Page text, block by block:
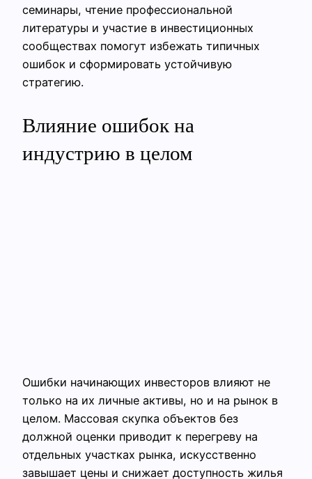
семинары, чтение профессиональной
литературы и участие в инвестиционных
сообществах помогут избежать типичных
ошибок и сформировать устойчивую
стратегию.
Влияние ошибок на
индустрию в целом
Ошибки начинающих инвесторов влияют не
только на их личные активы, но и на рынок в
целом. Массовая скупка объектов без
должной оценки приводит к перегреву на
отдельных участках рынка, искусственно
завышает цены и снижает доступность жилья